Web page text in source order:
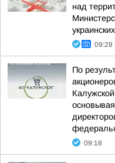
над
09:28
По
09:18